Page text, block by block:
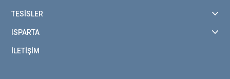
TESİSLER
ISPARTA
İLETİŞİM